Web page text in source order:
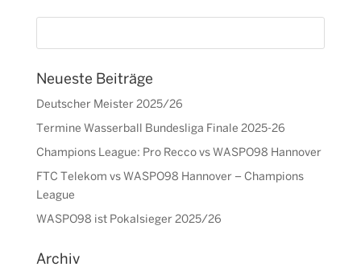
Neueste Beiträge
Deutscher Meister 2025/26
Termine Wasserball Bundesliga Finale 2025-26
Champions League: Pro Recco vs WASPO98 Hannover
FTC Telekom vs WASPO98 Hannover – Champions
League
WASPO98 ist Pokalsieger 2025/26
Archiv